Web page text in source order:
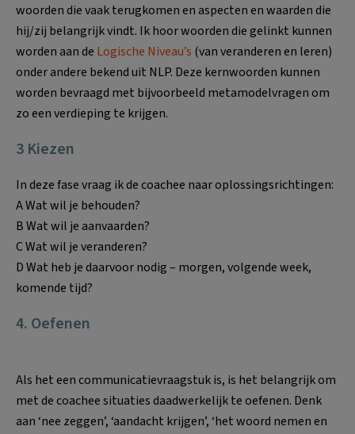
woorden die vaak terugkomen en aspecten en waarden die
hij/zij belangrijk vindt. Ik hoor woorden die gelinkt kunnen
worden aan de Logische Niveau’s (van veranderen en leren)
onder andere bekend uit NLP. Deze kernwoorden kunnen
worden bevraagd met bijvoorbeeld metamodelvragen om
zo een verdieping te krijgen.
3 Kiezen
In deze fase vraag ik de coachee naar oplossingsrichtingen:
A Wat wil je behouden?
B Wat wil je aanvaarden?
C Wat wil je veranderen?
D Wat heb je daarvoor nodig – morgen, volgende week,
komende tijd?
4. Oefenen
Als het een communicatievraagstuk is, is het belangrijk om
met de coachee situaties daadwerkelijk te oefenen. Denk
aan ‘nee zeggen’, ‘aandacht krijgen’, ‘het woord nemen en